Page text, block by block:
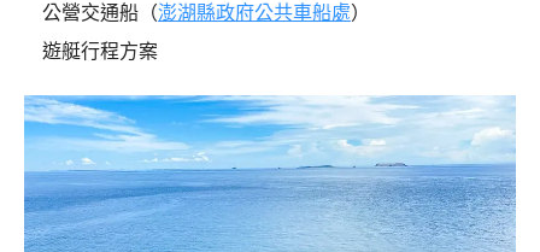
公營交通船（澎湖縣政府公共車船處）
遊艇行程方案